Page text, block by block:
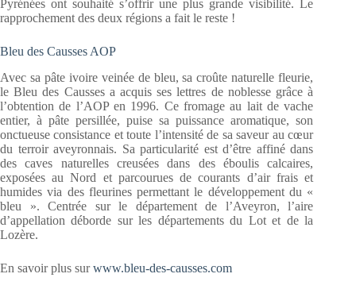
Pyrénées ont souhaité s’offrir une plus grande visibilité. Le
rapprochement des deux régions a fait le reste !
Bleu des Causses AOP
Avec sa pâte ivoire veinée de bleu, sa croûte naturelle fleurie,
le Bleu des Causses a acquis ses lettres de noblesse grâce à
l’obtention de l’AOP en 1996. Ce fromage au lait de vache
entier, à pâte persillée, puise sa puissance aromatique, son
onctueuse consistance et toute l’intensité de sa saveur au cœur
du terroir aveyronnais. Sa particularité est d’être affiné dans
des caves naturelles creusées dans des éboulis calcaires,
exposées au Nord et parcourues de courants d’air frais et
humides via des fleurines permettant le développement du «
bleu ». Centrée sur le département de l’Aveyron, l’aire
d’appellation déborde sur les départements du Lot et de la
Lozère.
En savoir plus surwww.bleu-des-causses.com